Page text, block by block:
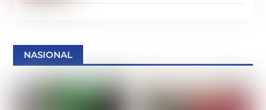
NASIONAL